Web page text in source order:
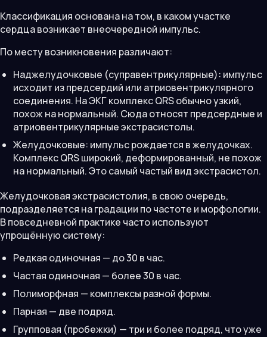
Классификация основана на том, в каком участке
сердца возникает внеочередной импульс.
По месту возникновения различают:
Наджелудочковые (суправентрикулярные): импульс
исходит из предсердий или атриовентрикулярного
соединения. На ЭКГ комплекс QRS обычно узкий,
похож на нормальный. Сюда относят предсердные и
атриовентрикулярные экстрасистолы.
Желудочковые: импульс рождается в желудочках.
Комплекс QRS широкий, деформированный, не похож
на нормальный. Это самый частый вид экстрасистол.
Желудочковая экстрасистолия, в свою очередь,
подразделяется на градации по частоте и морфологии.
В повседневной практике часто используют
упрощённую систему:
Редкая одиночная — до 30 в час.
Частая одиночная — более 30 в час.
Полиморфная — комплексы разной формы.
Парная — две подряд.
Групповая (пробежки) — три и более подряд, что уже